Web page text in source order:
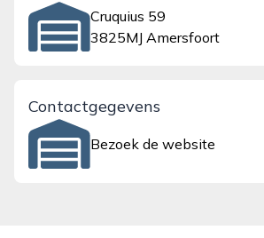
Cruquius 59
3825MJ Amersfoort
Contactgegevens
Bezoek de website